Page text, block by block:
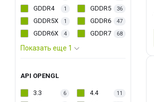
GDDR4 1 GDDR5 36
GDDR5X 1 GDDR6 47
GDDR6X 4 GDDR7 68
Показать еще 1
API OPENGL
3.3 6 4.4 11